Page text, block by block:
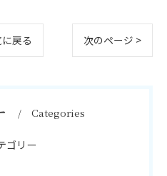
戻る 次のページ >
Categories
ゴリー